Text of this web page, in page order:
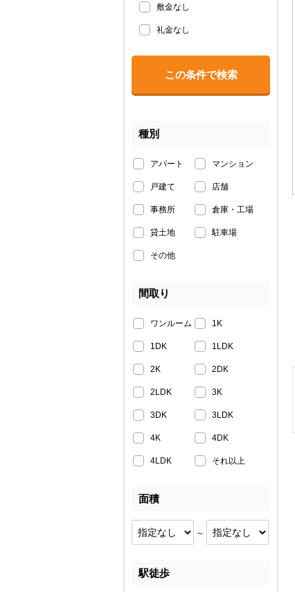
敷金なし
礼金なし
種別
アパート マンション
戸建て 店舗
事務所 倉庫・工場
貸土地 駐車場
その他
間取り
ワンルーム 1K
1DK 1LDK
2K 2DK
2LDK 3K
3DK 3LDK
4K 4DK
4LDK それ以上
面積
～
駅徒歩